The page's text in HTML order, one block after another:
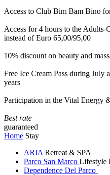
Access to Club Bim Bam Bino
Access for 4 hours to the
instead of Euro 65,00/95,00
10% discount on beauty and
Free Ice Cream Pass during July
years
Participation in the Vital Energy
Best rate
guaranteed
Home Stay
ARIA Retreat & SPA
Parco San Marco Lifestyle
Dependence Del Parco